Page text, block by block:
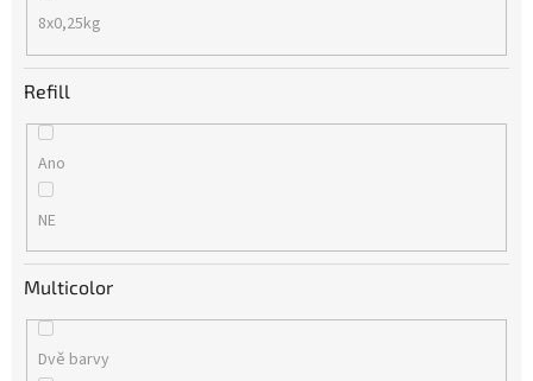
8x0,25kg
Refill
Ano
NE
Multicolor
Dvě barvy